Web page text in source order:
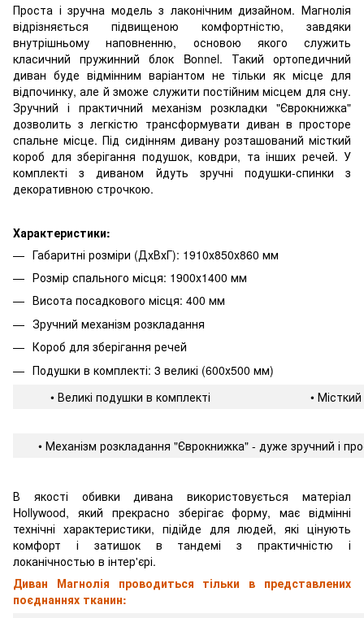
Проста і зручна модель з лаконічним дизайном. Магнолія
відрізняється підвищеною комфортністю, завдяки
внутрішньому наповненню, основою якого служить
класичний пружинний блок Bonnel. Такий ортопедичний
диван буде відмінним варіантом не тільки як місце для
відпочинку, але й зможе служити постійним місцем для сну.
Зручний і практичний механізм розкладки "Єврокнижка"
дозволить з легкістю трансформувати диван в просторе
спальне місце. Під сидінням дивану розташований місткий
короб для зберігання подушок, ковдри, та інших речей. У
комплекті з диваном йдуть зручні подушки-спинки з
декоративною строчкою.
Характеристики:
Габаритні розміри (ДхВхГ): 1910х850х860 мм
Розмір спального місця: 1900х1400 мм
Висота посадкового місця: 400 мм
Зручний механізм розкладання
Короб для зберігання речей
Подушки в комплекті: 3 великі (600х500 мм)
• Великі подушки в комплекті
•
• Механізм розкладання "Єврокнижка" - дуже зручний і
В якості обивки дивана використовується матеріал
Hollywood, який прекрасно зберігає форму, має відмінні
технічні характеристики, підійде для людей, які цінують
комфорт і затишок в тандемі з практичністю і
локанічностью в інтер'єрі.
Диван Магнолія проводиться тільки в представлених
поєднаннях тканин: